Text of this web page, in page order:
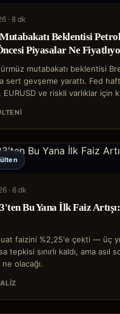
· 8 dk
Beklentisi
Piyasalar Ne
mutabakatı beklentisi
sert gevşeme yarattı. Fed
EURUSD ve riskli varlıklar için
· 6 dk
Bu Yana İlk Faiz
faizini %2,25'e çekti — üç
tepkisi sınırlı kaldı, ama asıl
olacağı.